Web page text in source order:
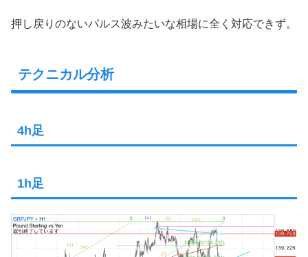
押し戻りのないパルス波みたいな相場に全く対応できず。
テクニカル分析
4h足
1h足